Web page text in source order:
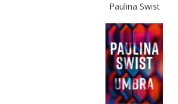
Paulina Swist